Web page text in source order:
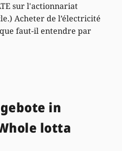
sur l'actionnariat
Acheter de l’électricité
faut-il entendre par
in
lotta